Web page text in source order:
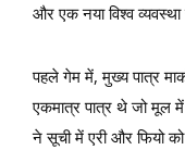
और एक नया विश्व
पहले गेम में, मुख्य पात्र
एकमात्र पात्र थे जो मूल
ने सूची में एरी और फियो